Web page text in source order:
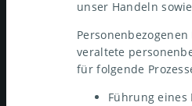
unser Handeln
veraltete
für folgende
Führung